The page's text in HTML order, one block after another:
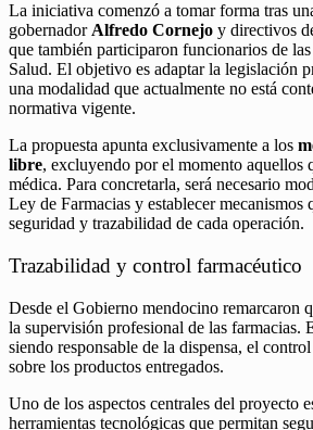
La iniciativa comenzó a tomar forma tras
gobernadorAlfredo Cornejo y directivos
que también participaron funcionarios de
Salud. El objetivo es adaptar la legislación
una modalidad que actualmente no está
normativa vigente.
La propuesta apunta exclusivamente a los
libre, excluyendo por el momento aquellos
médica. Para concretarla, será necesario
Ley de Farmacias y establecer mecanismos
seguridad y trazabilidad de cada operación.
Trazabilidad y control farmacéutico
Desde el Gobierno mendocino remarcaron
la supervisión profesional de las farmacias.
siendo responsable de la dispensa, el
sobre los productos entregados.
Uno de los aspectos centrales del proyecto
herramientas tecnológicas que permitan